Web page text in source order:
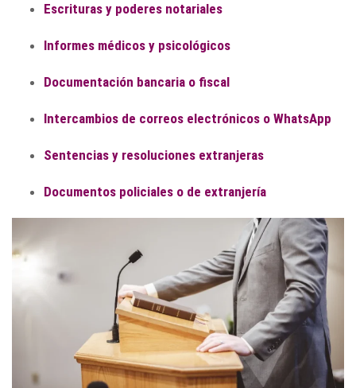
Escrituras y poderes notariales
Informes médicos y psicológicos
Documentación bancaria o fiscal
Intercambios de correos electrónicos o WhatsApp
Sentencias y resoluciones extranjeras
Documentos policiales o de extranjería